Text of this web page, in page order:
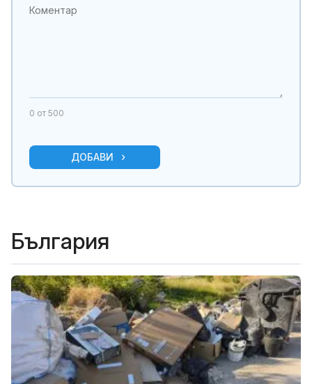
0 от 500
ДОБАВИ
България